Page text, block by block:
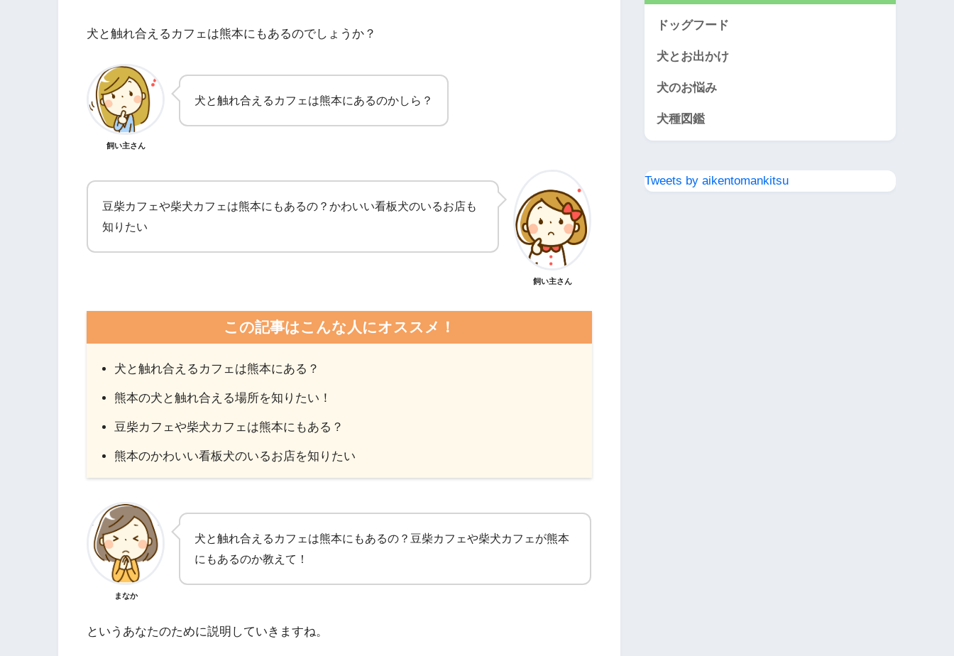
犬と触れ合えるカフェは熊本にもあるのでしょうか？
飼い主さん
犬と触れ合えるカフェは熊本にあるのかしら？
豆柴カフェや柴犬カフェは熊本にもあるの？かわいい看板犬のいるお店も
知りたい
飼い主さん
この記事はこんな人にオススメ！
犬と触れ合えるカフェは熊本にある？
熊本の犬と触れ合える場所を知りたい！
豆柴カフェや柴犬カフェは熊本にもある？
熊本のかわいい看板犬のいるお店を知りたい
まなか
犬と触れ合えるカフェは熊本にもあるの？豆柴カフェや柴犬カフェが熊本
にもあるのか教えて！
というあなたのために説明していきますね。
ドッグフード
犬とお出かけ
犬のお悩み
犬種図鑑
Tweets by aikentomankitsu